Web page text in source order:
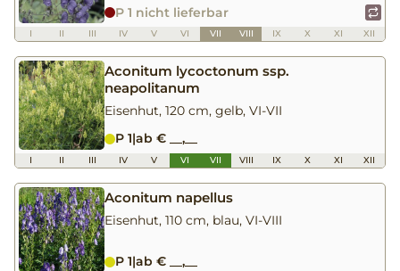
P 1 nicht lieferbar
I II III IV V VI VII VIII IX X XI XII
Aconitum lycoctonum ssp.
neapolitanum
Eisenhut, 120 cm, gelb, VI-VII
P 1|ab € __,__
I II III IV V VI VII VIII IX X XI XII
Aconitum napellus
Eisenhut, 110 cm, blau, VI-VIII
P 1|ab € __,__